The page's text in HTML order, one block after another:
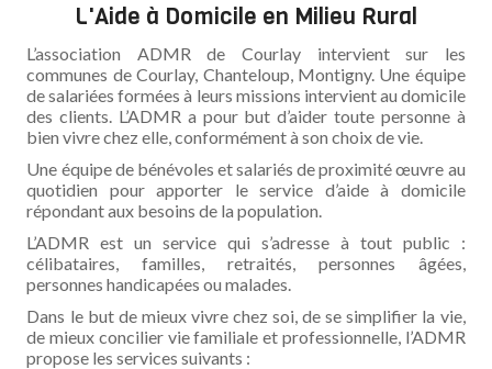
L'Aide à Domicile en Milieu Rural
L’association ADMR de Courlay intervient sur les
communes de Courlay, Chanteloup, Montigny. Une équipe
de salariées formées à leurs missions intervient au domicile
des clients. L’ADMR a pour but d’aider toute personne à
bien vivre chez elle, conformément à son choix de vie.
Une équipe de bénévoles et salariés de proximité œuvre au
quotidien pour apporter le service d’aide à domicile
répondant aux besoins de la population.
L’ADMR est un service qui s’adresse à tout public :
célibataires, familles, retraités, personnes âgées,
personnes handicapées ou malades.
Dans le but de mieux vivre chez soi, de se simplifier la vie,
de mieux concilier vie familiale et professionnelle, l’ADMR
propose les services suivants :